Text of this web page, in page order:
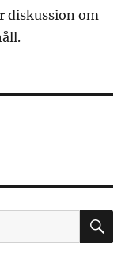
diskussion om